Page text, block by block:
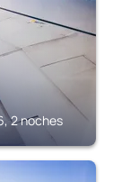
2 noches